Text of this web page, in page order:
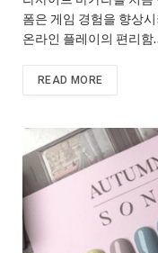
폼은 게임 경험을 향상
온라인 플레이의 편리함
READ MORE